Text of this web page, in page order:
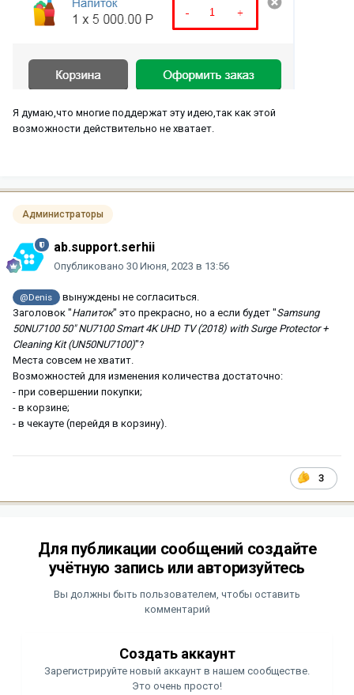
Я думаю,что многие поддержат эту идею,так как этой
возможности действительно не хватает.
Администраторы
ab.support.serhii
Опубликовано 30 Июня, 2023 в 13:56
@Denis
вынуждены не согласиться.
Заголовок "Напиток" это прекрасно, но а если будет "Samsung
50NU7100 50" NU7100 Smart 4K UHD TV (2018) with Surge Protector +
Cleaning Kit (UN50NU7100)"?
Места совсем не хватит.
Возможностей для изменения количества достаточно:
- при совершении покупки;
- в корзине;
- в чекауте (перейдя в корзину).
3
Для публикации сообщений создайте
учётную запись или авторизуйтесь
Вы должны быть пользователем, чтобы оставить
комментарий
Создать аккаунт
Зарегистрируйте новый аккаунт в нашем сообществе.
Это очень просто!